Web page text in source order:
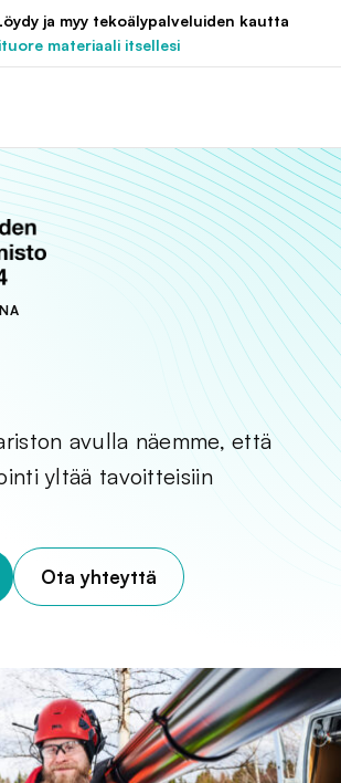
ja myy tekoälypalveluiden kautta
materiaali itsellesi
avulla näemme, että
yltää tavoitteisiin
Ota yhteyttä